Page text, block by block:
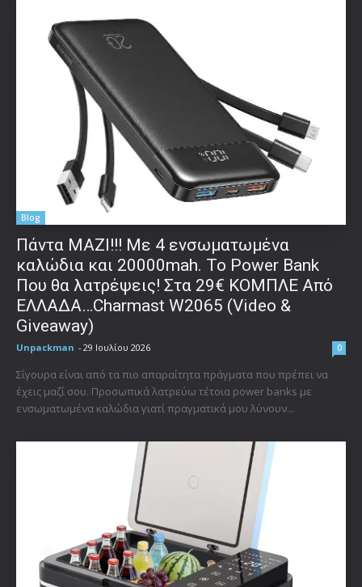
Blog
Πάντα ΜΑΖΙ!!! Με 4 ενσωματωμένα
καλώδια και 20000mah. Το Power Bank
Που θα λατρέψεις! Στα 29€ ΚΟΜΠΛΕ Από
ΕΛΛΑΔΑ…Charmast W2065 (Video &
Giveaway)
Unpackman - 29 Ιουλίου 2026 0
Σίγουρα είναι από τα πιο απαραίτητα πράγματα που πρέπει να
έχεις μαζί σου. Προσωπικά λατρεύω τέτοια power banks με
ενσωματωμένα καλώδια γιατί πραγματικά μου λύνουν...